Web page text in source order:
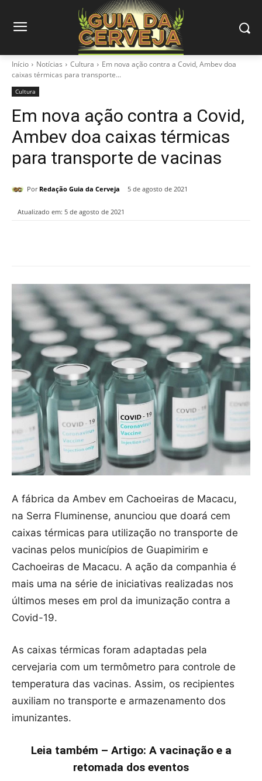
Início Notícias Cultura
Em nova ação contra a Covid, Ambev doa
caixas térmicas para transporte...
Cultura
Em nova ação contra a Covid,
Ambev doa caixas térmicas
para transporte de vacinas
Por Redação Guia da Cerveja 5 de agosto de 2021
Atualizado em: 5 de agosto de 2021
A fábrica da Ambev em Cachoeiras de Macacu,
na Serra Fluminense, anunciou que doará cem
caixas térmicas para utilização no transporte de
vacinas pelos municípios de Guapimirim e
Cachoeiras de Macacu. A ação da companhia é
mais uma na série de iniciativas realizadas nos
últimos meses em prol da imunização contra a
Covid-19.
As caixas térmicas foram adaptadas pela
cervejaria com um termômetro para controle de
temperatura das vacinas. Assim, os recipientes
auxiliam no transporte e armazenamento dos
imunizantes.
Leia também – Artigo: A vacinação e a
retomada dos eventos